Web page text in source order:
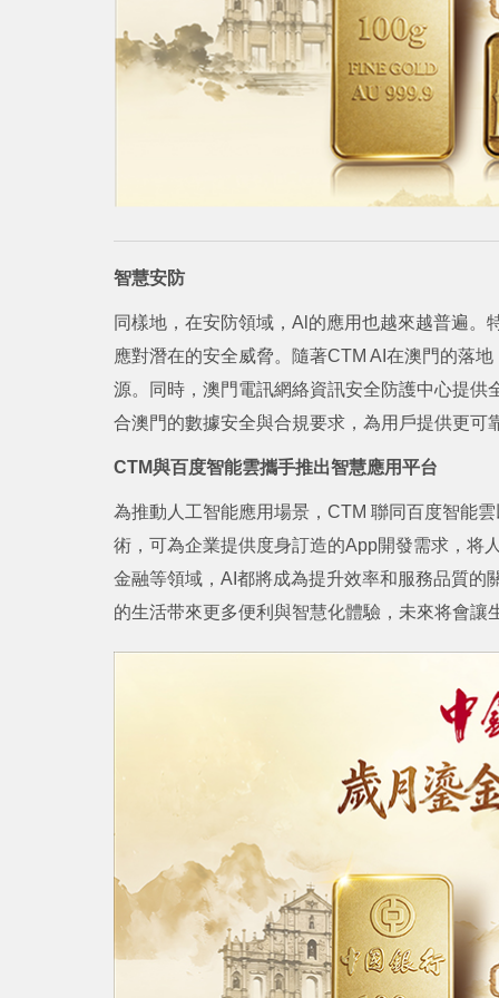
智慧安防
同樣地，在安防領域，Al的應用也越來越普遍
應對潛在的安全威脅。隨著CTM AI在澳門的落
源。同時，澳門電訊網絡資訊安全防護中心提
合澳門的數據安全與合規要求，為用戶提供更可
CTM與百度智能雲攜手推出智慧應用平台
為推動人工智能應用場景，CTM 聯同百度智能
術， 可為企業提供度身訂造的App開發需求，将
金融等領域，AI都將成為提升效率和服務品質的
的生活带來更多便利與智慧化體驗，未來将會讓